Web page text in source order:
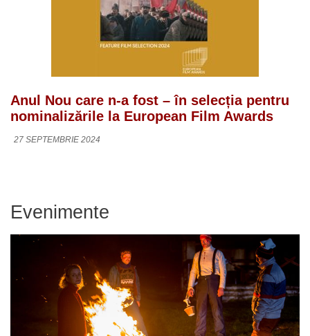
Anul Nou care n-a fost – în selecția pentru
nominalizările la European Film Awards
27 SEPTEMBRIE 2024
Evenimente